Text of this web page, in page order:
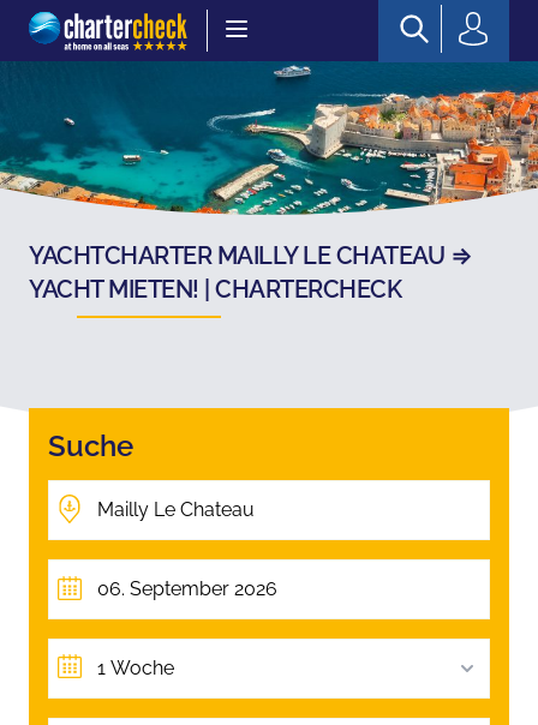
Chartercheck
YACHTCHARTER MAILLY LE CHATEAU ⇒
YACHT MIETEN! | CHARTERCHECK
Suche
1 Woche